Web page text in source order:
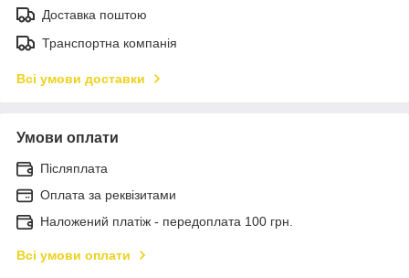
Доставка поштою
Транспортна компанія
Всі умови доставки
Умови оплати
Післяплата
Оплата за реквізитами
Наложений платіж - передоплата 100 грн.
Всі умови оплати